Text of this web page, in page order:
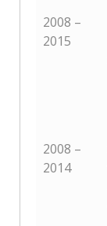
2008 –
2015
2008 –
2014